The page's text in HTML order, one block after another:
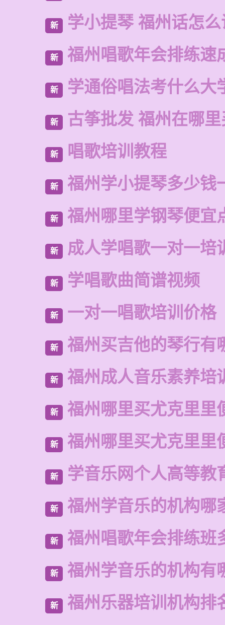
新 学小提琴 福州话怎
新 福州唱歌年会排练速
新 学通俗唱法考什么大
新 古筝批发 福州在哪
新 唱歌培训教程
新 福州学小提琴多少钱
新 福州哪里学钢琴便宜
新 成人学唱歌一对一培
新 学唱歌曲简谱视频
新 一对一唱歌培训价格
新 福州买吉他的琴行有
新 福州成人音乐素养培
新 福州哪里买尤克里里
新 福州哪里买尤克里里
新 学音乐网个人高等教
新 福州学音乐的机构哪
新 福州唱歌年会排练班
新 福州学音乐的机构有
新 福州乐器培训机构排